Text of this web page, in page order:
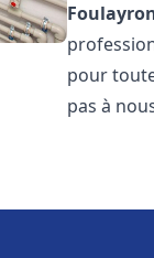
pour
pas à